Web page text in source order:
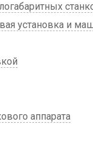
установка и
аппарата